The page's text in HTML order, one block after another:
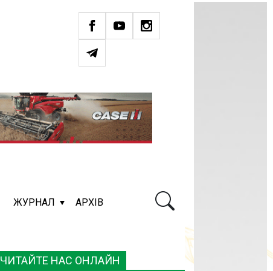
ЖУРНАЛ АРХІВ
ЧИТАЙТЕ НАС ОНЛАЙН